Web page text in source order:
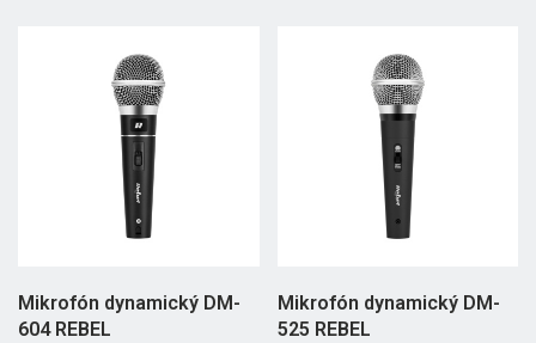
Mikrofón dynamický DM-
604 REBEL
Mikrofón dynamický DM-
525 REBEL